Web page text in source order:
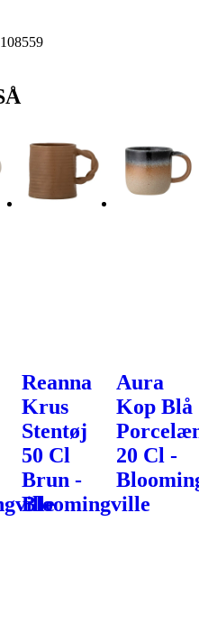
Reanna
Krus
Stentøj
50 Cl
Brun -
Bloomingville
Aura
Kop Blå
20 Cl -